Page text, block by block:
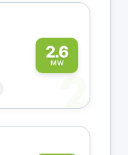
2.6
MW
2